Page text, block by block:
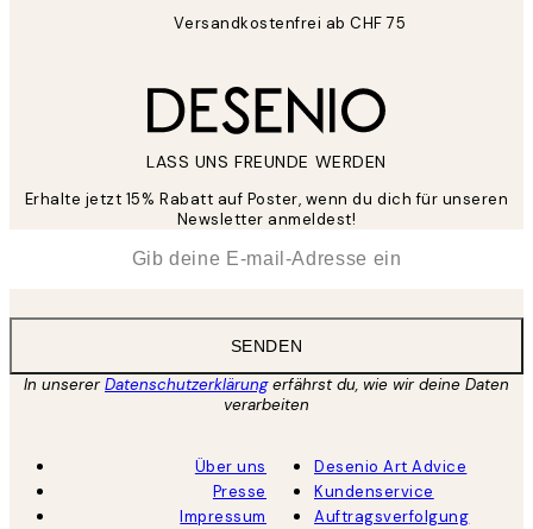
Versandkostenfrei ab CHF 75
LASS UNS FREUNDE WERDEN
Erhalte jetzt 15% Rabatt auf Poster, wenn du dich für unseren
Newsletter anmeldest!
SENDEN
In unsererDatenschutzerklärungerfährst du, wie wir deine Daten
verarbeiten
Über uns
Presse
Impressum
Desenio Art Advice
Kundenservice
Auftragsverfolgung